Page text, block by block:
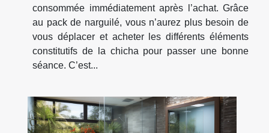
consommée immédiatement après l’achat. Grâce
au pack de narguilé, vous n’aurez plus besoin de
vous déplacer et acheter les différents éléments
constitutifs de la chicha pour passer une bonne
séance. C’est...